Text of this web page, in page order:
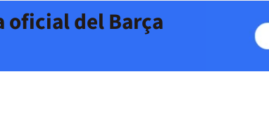
oficial del Barça